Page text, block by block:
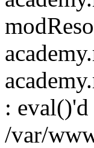
:
/var/